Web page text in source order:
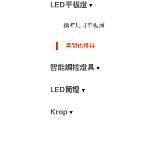
LED平板燈
標準尺寸平板燈
客製化燈具
智能調控燈具
LED筒燈
Krop